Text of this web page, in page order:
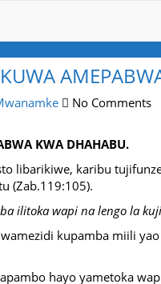
No Comments
KWA DHAHABU.
libarikiwe, karibu
(Zab.119:105).
ilitoka wapi na lengo la
kupamba miili
hayo yametoka